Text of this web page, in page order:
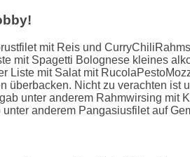
mit Reis und
mit Spagetti Bolognese kleines
Liste mit Salat mit
überbacken. Nicht zu verachten ist
unter anderem Rahmwirsing
anderem Pangasiusfilet auf